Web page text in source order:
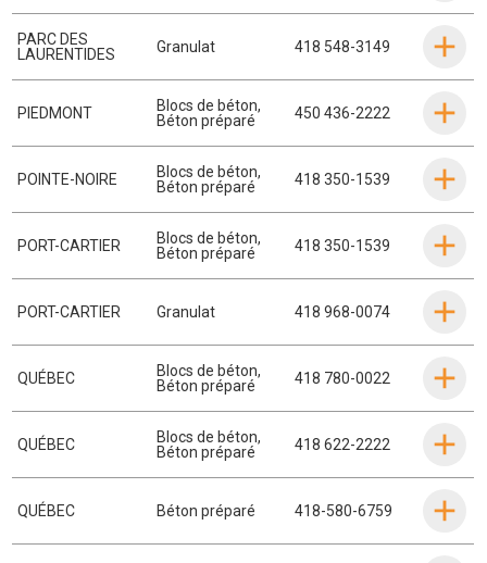
PARC DES
LAURENTIDES
Granulat 418 548-3149
PIEDMONT Blocs de béton,
Béton préparé
450 436-2222
POINTE-NOIRE Blocs de béton,
Béton préparé
418 350-1539
PORT-CARTIER Blocs de béton,
Béton préparé
418 350-1539
PORT-CARTIER Granulat 418 968-0074
QUÉBEC Blocs de béton,
Béton préparé
418 780-0022
QUÉBEC Blocs de béton,
Béton préparé
418 622-2222
QUÉBEC Béton préparé 418-580-6759